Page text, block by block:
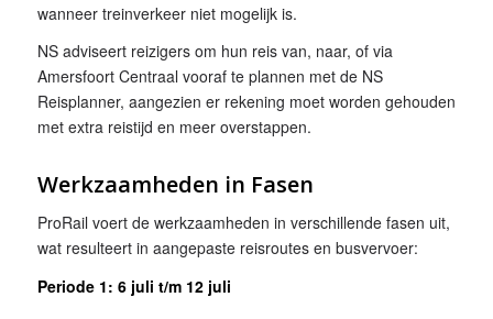
wanneer treinverkeer niet mogelijk is.
NS adviseert reizigers om hun reis van, naar, of via
Amersfoort Centraal vooraf te plannen met de NS
Reisplanner, aangezien er rekening moet worden gehouden
met extra reistijd en meer overstappen.
Werkzaamheden in Fasen
ProRail voert de werkzaamheden in verschillende fasen uit,
wat resulteert in aangepaste reisroutes en busvervoer:
Periode 1: 6 juli t/m 12 juli